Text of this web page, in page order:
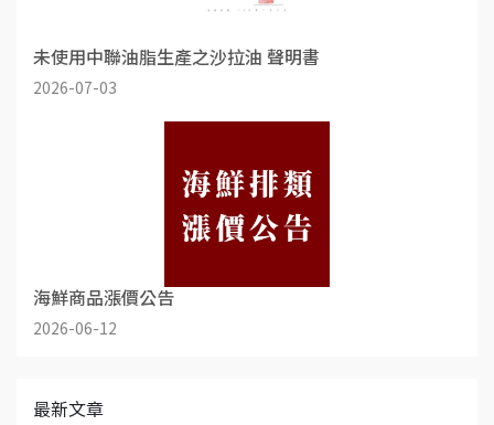
未使用中聯油脂生產之沙拉油 聲明書
2026-07-03
海鮮商品漲價公告
2026-06-12
最新文章